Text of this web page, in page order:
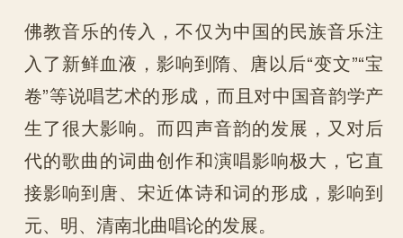
佛教音乐的传入，不仅为中国的民族音乐注
入了新鲜血液，影响到隋、唐以后“变文”“宝
卷”等说唱艺术的形成，而且对中国音韵学产
生了很大影响。而四声音韵的发展，又对后
代的歌曲的词曲创作和演唱影响极大，它直
接影响到唐、宋近体诗和词的形成，影响到
元、明、清南北曲唱论的发展。